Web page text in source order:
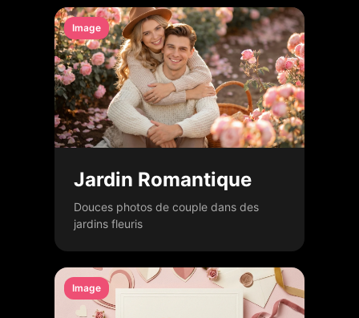
Image
Jardin Romantique
Douces photos de couple dans des
jardins fleuris
Image